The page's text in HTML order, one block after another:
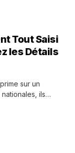
Tout Saisi
les Détails
sur un
nationales, ils…